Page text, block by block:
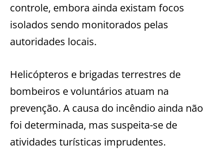
controle, embora ainda existam focos
isolados sendo monitorados pelas
autoridades locais.
Helicópteros e brigadas terrestres de
bombeiros e voluntários atuam na
prevenção. A causa do incêndio ainda não
foi determinada, mas suspeita-se de
atividades turísticas imprudentes.